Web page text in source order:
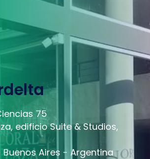
75
edificio Suite & Studios,
Buenos Aires - Argentina